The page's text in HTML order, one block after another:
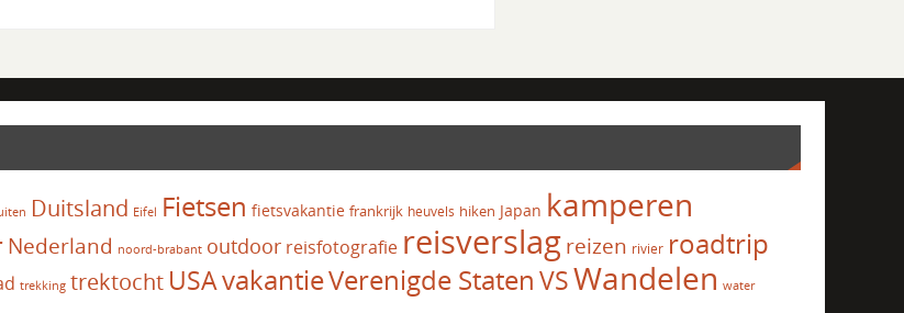
Duitsland Eifel Fietsen fietsvakantie frankrijk heuvels hiken Japan kamperen
Nederland noord-brabant outdoor reisfotografie reisverslag reizen rivier roadtrip
trekking trektocht USAvakantieVerenigde StatenVSWandelen water